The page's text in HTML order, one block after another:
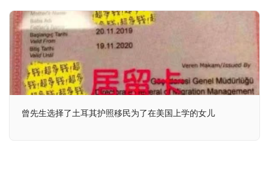
曾先生选择了土耳其护照移民为了在美国上学的女儿